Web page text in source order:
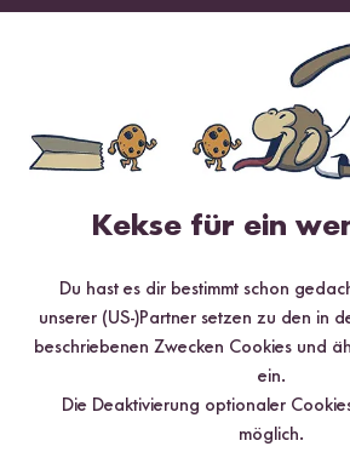
✔️ 25 leckere Rezepte aus unseren
✔️ Von Sushi über Curry bis hin zu Desserts
*Das Digitale Rezeptbuch wird dir nach vollständiger
per E-Mail zugeschickt.
Mehr Rezepte mit
Kekse für ein
Du hast es dir bestimmt schon
unserer (US-)Partner setzen zu den in
beschriebenen Zwecken Cookies und
ein.
Die Deaktivierung optionaler
möglich.